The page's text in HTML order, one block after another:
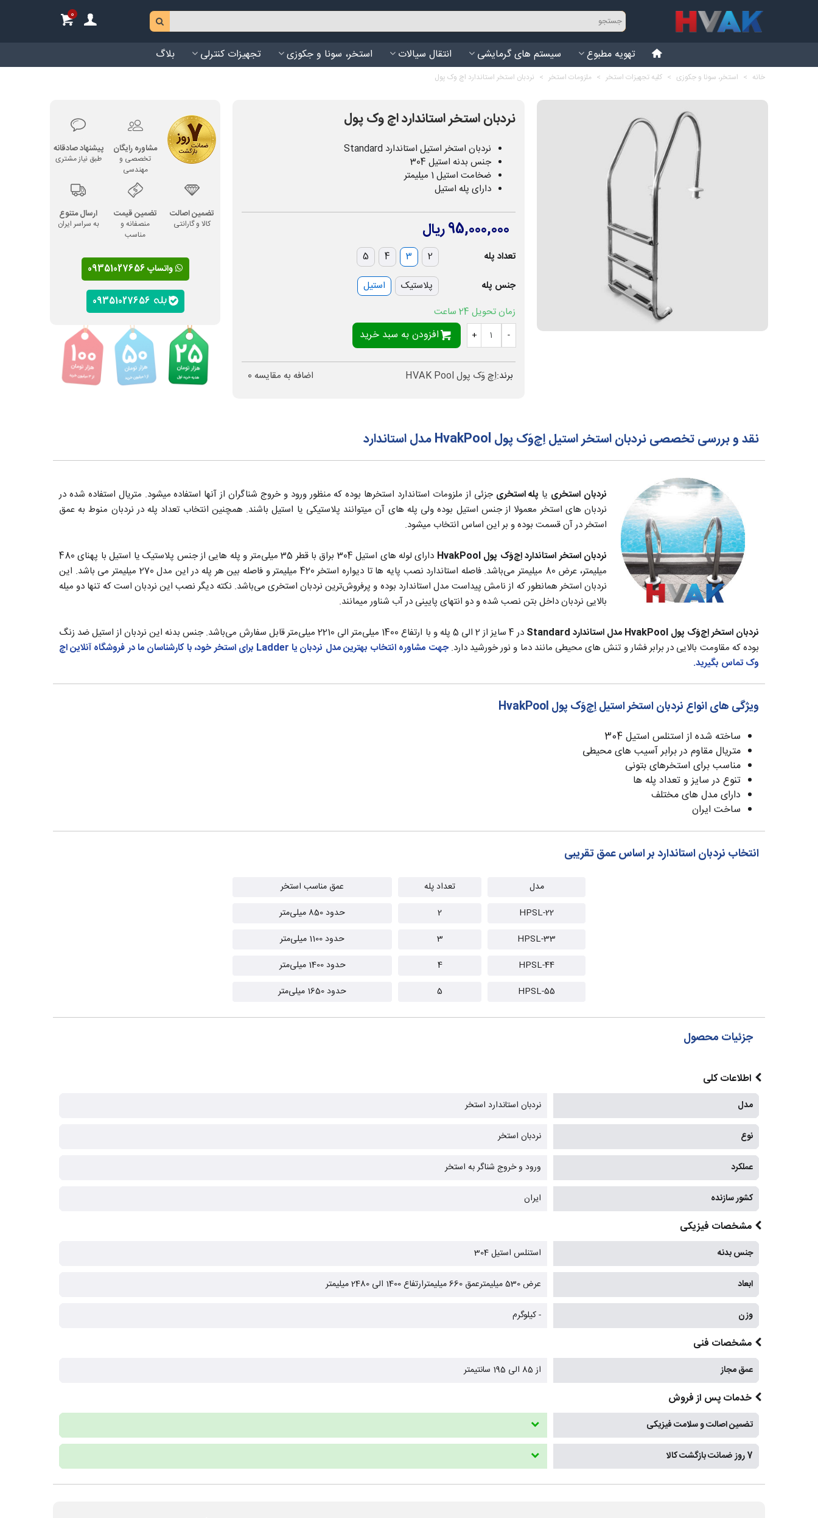
0
تهویه مطبوع سیستم های گرمایشی انتقال سیالات استخر، سونا و جکوزی تجهیزات کنترلی بلاگ
خانه > استخر، سونا و جکوزی > کلیه تجهیزات استخر > ملزومات استخر > نردبان استخر استاندارد اچ وک پول
نردبان استخر استاندارد اچ وک پول
نردبان استخر استیل استاندارد Standard
جنس بدنه استیل 304
ضخامت استیل 1 میلیمتر
دارای پله استیل
95,000,000 ریال
تعداد پله 2
3
4
5
جنس پله
پلاستیک
استیل
زمان تحویل 24 ساعت
-
+ افزودن به سبد خرید
برند:اِچ وَک پول HVAK Pool اضافه به مقایسه 0
مشاوره رایگان
تخصصی و
مهندسی
پیشنهاد صادقانه
طبق نیاز مشتری
تضمین اصالت
کالا و گارانتی
تضمین قیمت
منصفانه و
مناسب
ارسال متنوع
به سراسر ایران
واتساپ 09351027656
نقد و بررسی تخصصی نردبان استخر استیل اِچ‌وَک پول HvakPool مدل استاندارد
نردبان استخری یا پله استخری جزئی از ملزومات استاندارد استخرها بوده که منظور ورود و خروج شناگران از آنها استفاده میشود. متریال استفاده شده در
نردبان های استخر معمولا از جنس استیل بوده ولی پله های آن میتوانند پلاستیکی یا استیل باشند. همچنین انتخاب تعداد پله در نردبان منوط به عمق
استخر در آن قسمت بوده و بر این اساس انتخاب میشود.
نردبان استخر استاندارد اِچ‌وَک پول HvakPool
دارای لوله های استیل 304 براق با قطر 35 میلی‌متر و پله هایی از جنس پلاستیک یا استیل با پهنای 480
میلیمتر، عرض 80 میلیمتر می‌باشد. فاصله استاندارد نصب پایه ها تا دیواره استخر 420 میلیمتر و فاصله بین هر پله در این مدل 270 میلیمتر می باشد. این
نردبان استخر همانطور که از نامش پیداست مدل استاندارد بوده و پرفروش‌ترین نردبان استخری می‌باشد. نکته دیگر نصب این نردبان است که تنها دو میله
بالایی نردبان داخل بتن نصب شده و دو انتهای پایینی در آب شناور میمانند.
نردبان استخر اِچ‌وَک پول HvakPool مدل استاندارد Standard
در 4 سایز از 2 الی 5 پله و با ارتفاع 1400 میلی‌متر الی 2210 میلی‌متر قابل سفارش می‌باشد. جنس بدنه این نردبان از استیل ضد زنگ
بوده که مقاومت بالایی در برابر فشار و تنش های محیطی مانند دما و نور خورشید دارد.
جهت مشاوره انتخاب بهترین مدل نردبان یا Ladder برای استخر خود، با کارشناسان ما در فروشگاه آنلاین اچ
وک تماس بگیرید.
ویژگی های انواع نردبان استخر استیل اِچ‌وَک پول HvakPool
ساخته شده از استنلس استیل 304
متریال مقاوم در برابر آسیب های محیطی
مناسب برای استخرهای بتونی
تنوع در سایز و تعداد پله ها
دارای مدل های مختلف
ساخت ایران
انتخاب نردبان استاندارد بر اساس عمق تقریبی
مدل تعداد پله
عمق مناسب استخر
HPSL-22
2
حدود 850 میلی‌متر
HPSL-33
3
حدود 1100 میلی‌متر
HPSL-44
4
حدود 1400 میلی‌متر
HPSL-55
5 حدود 1650 میلی‌متر
جزئیات محصول
اطلاعات کلی
مدل نردبان استاندارد استخر
نوع نردبان استخر
عملکرد ورود و خروج شناگر به استخر
کشور سازنده ایران
مشخصات فیزیکی
جنس بدنه استنلس استیل 304
ابعاد عرض 530 میلیمترعمق 660 میلیمترارتفاع 1400 الی 2480 میلیمتر
وزن - کیلوگرم
مشخصات فنی
عمق مجاز از 85 الی 195 سانتیمتر
خدمات پس از فروش
تضمین اصالت و سلامت فیزیکی
7 روز ضمانت بازگشت کالا